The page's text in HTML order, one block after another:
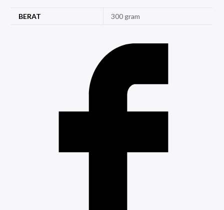
BERAT 300 gram